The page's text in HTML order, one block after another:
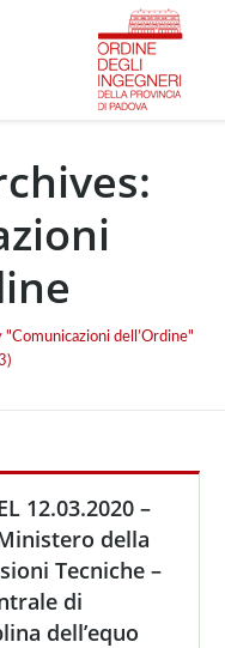
"Comunicazioni dell’Ordine"
12.03.2020 –
della
Tecniche –
di
dell’equo